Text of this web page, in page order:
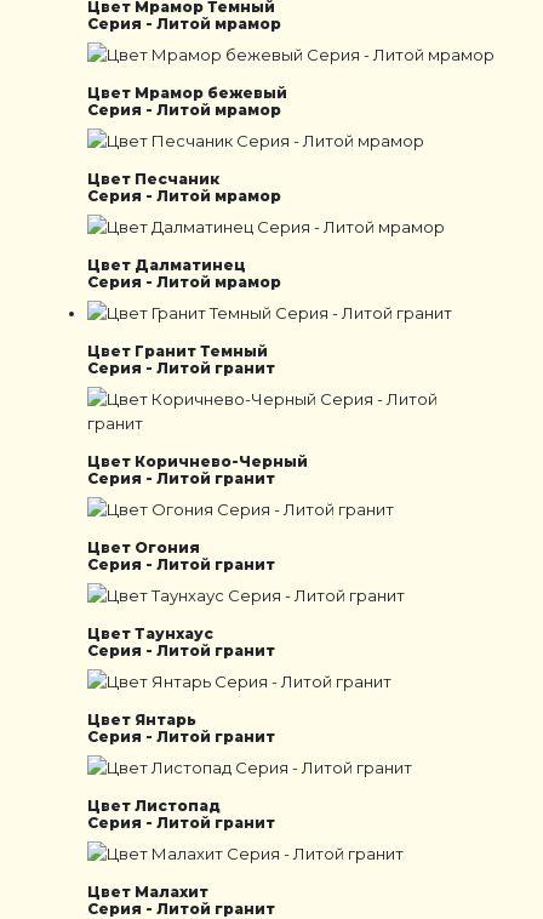
Цвет Мрамор Темный
Серия - Литой мрамор
Цвет Мрамор бежевый
Серия - Литой мрамор
Цвет Песчаник
Серия - Литой мрамор
Цвет Далматинец
Серия - Литой мрамор
Цвет Гранит Темный
Серия - Литой гранит
Цвет Коричнево-Черный
Серия - Литой гранит
Цвет Огония
Серия - Литой гранит
Цвет Таунхаус
Серия - Литой гранит
Цвет Янтарь
Серия - Литой гранит
Цвет Листопад
Серия - Литой гранит
Цвет Малахит
Серия - Литой гранит